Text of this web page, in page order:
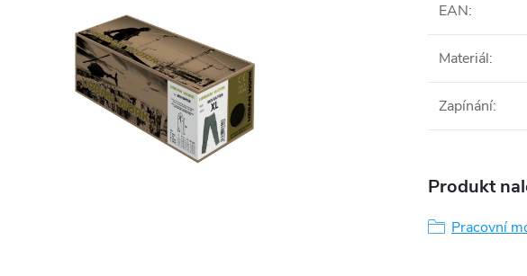
EAN:
Materiál:
Zapínání:
Produkt
Pracovní